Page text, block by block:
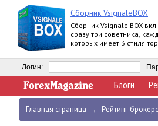
Сборник VsignaleBOX
Сборник Vsignale BOX
сразу три советника,
которых имеет 3 стиля
Логин:
Блоги
Главная страница → Рейтинг